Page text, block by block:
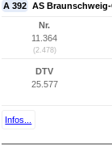
A 392 AS
Nr.
11.364
(2.478)
DTV
25.577
Infos...